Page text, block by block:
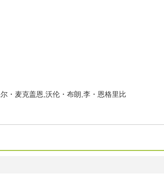
・麦克盖恩,沃伦・布朗,李・恩格里比